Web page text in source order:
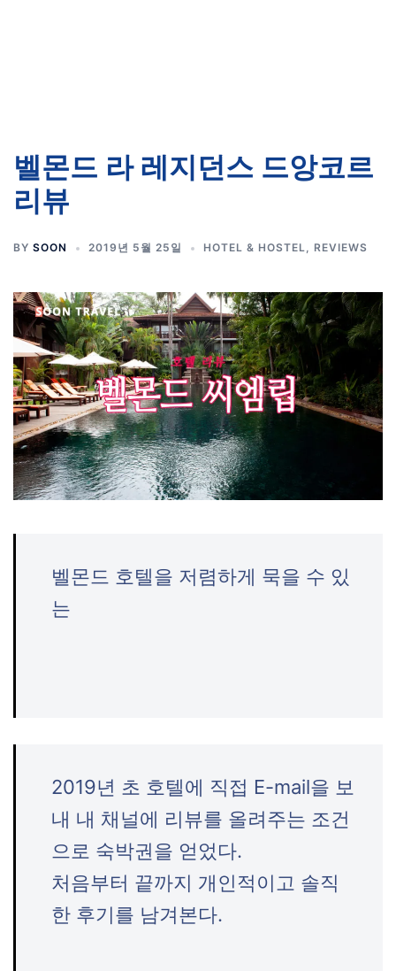
벨몬드 라 레지던스 드앙코르
리뷰
BY SOON 2019년 5월 25일 HOTEL & HOSTEL, REVIEWS
벨몬드 호텔을 저렴하게 묵을 수 있
는
2019년 초 호텔에 직접 E-mail을 보
내 내 채널에 리뷰를 올려주는 조건
으로 숙박권을 얻었다.
처음부터 끝까지 개인적이고 솔직
한 후기를 남겨본다.